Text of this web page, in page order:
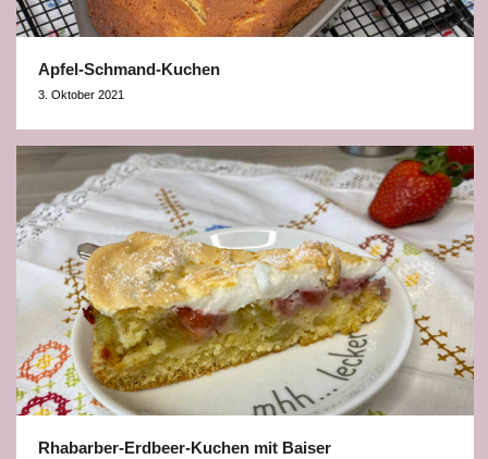
Apfel-Schmand-Kuchen
3. Oktober 2021
Rhabarber-Erdbeer-Kuchen mit Baiser